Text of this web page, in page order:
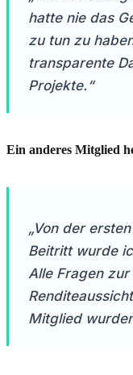
hatte nie das
zu tun zu
transparente
Projekte.“
Ein anderes Mitglied
„Von der
Beitritt wurde
Alle Fragen
Mitglied